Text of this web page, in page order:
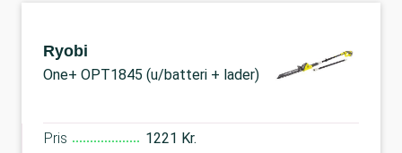
Ryobi
One+ OPT1845 (u/batteri + lader)
Pris 1221 Kr.